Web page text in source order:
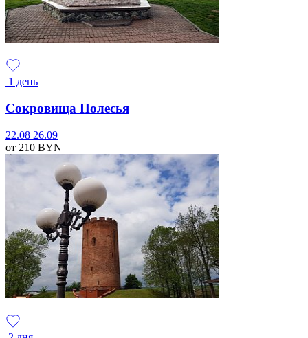
1 день
Сокровища Полесья
22.08 26.09
от 210 BYN